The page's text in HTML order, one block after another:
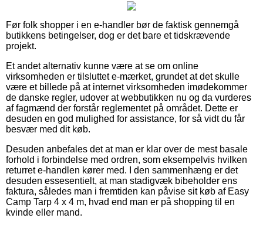
Før folk shopper i en e-handler bør de faktisk gennemgå
butikkens betingelser, dog er det bare et tidskrævende
projekt.
Et andet alternativ kunne være at se om online
virksomheden er tilsluttet e-mærket, grundet at det skulle
være et billede på at internet virksomheden imødekommer
de danske regler, udover at webbutikken nu og da vurderes
af fagmænd der forstår reglementet på området. Dette er
desuden en god mulighed for assistance, for så vidt du får
besvær med dit køb.
Desuden anbefales det at man er klar over de mest basale
forhold i forbindelse med ordren, som eksempelvis hvilken
returret e-handlen kører med. I den sammenhæng er det
desuden essesentielt, at man stadigvæk bibeholder ens
faktura, således man i fremtiden kan påvise sit køb af Easy
Camp Tarp 4 x 4 m, hvad end man er på shopping til en
kvinde eller mand.